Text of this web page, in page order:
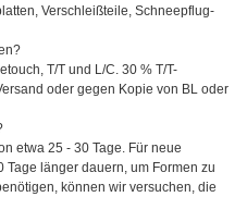
Verschleißteile, Schneepflug-
T/T und L/C. 30 % T/T-
oder gegen Kopie von BL oder
etwa 25 - 30 Tage. Für neue
Tage länger dauern, um Formen zu
können wir versuchen, die